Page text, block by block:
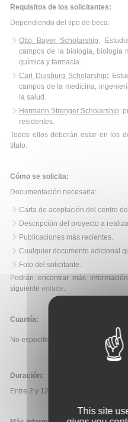
Requisitos de los solicitantes:
Dependiendo del tipo de beca:
Otto Bayer Scholarship:
campos de la biología, biología
química y farmacia.
Carl Duisburg Scholarship:
campos de la medicina,
la salud.
Hermann Strenger Scholarship:
residentes.
Todos ellos deberán estar en los
título.
Cómo se solicita:
Documentación necesaria:
Carta de aceptación del centro
Descripción del proyecto a
Publicaciones más recientes.
Cualquier documento adicional
Foto del solicitante.
Podrán encontrar más
siguiente enlace.
Cuantía:
No especificada.
Duración:
Entre 2 y 12 meses.
This site